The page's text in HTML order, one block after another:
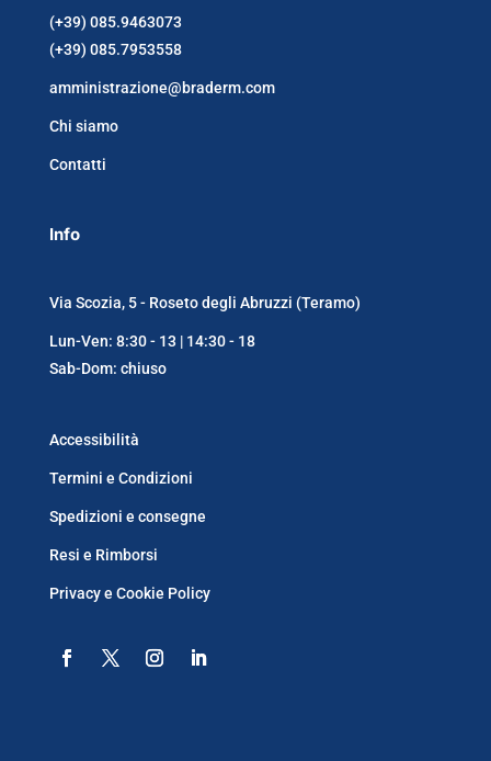
(+39) 085.9463073
(+39) 085.7953558
amministrazione@braderm.com
Chi siamo
Contatti
Info
Via Scozia, 5 - Roseto degli Abruzzi (Teramo)
Lun-Ven: 8:30 - 13 | 14:30 - 18
Sab-Dom: chiuso
Accessibilità
Termini e Condizioni
Spedizioni e consegne
Resi e Rimborsi
Privacy e Cookie Policy